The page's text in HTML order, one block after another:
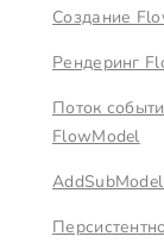
Создание
Рендеринг
Поток
FlowModel